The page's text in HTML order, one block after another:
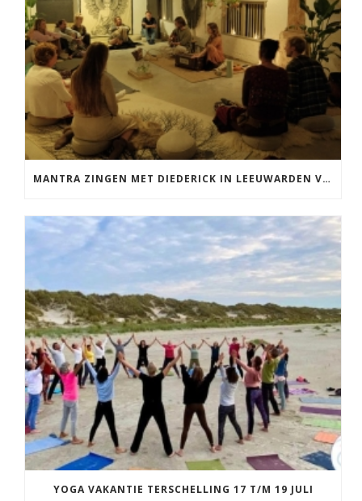
MANTRA ZINGEN MET DIEDERICK IN LEEUWARDEN VRIJDAG 12 JUNI KIRTAN
YOGA VAKANTIE TERSCHELLING 17 T/M 19 JULI